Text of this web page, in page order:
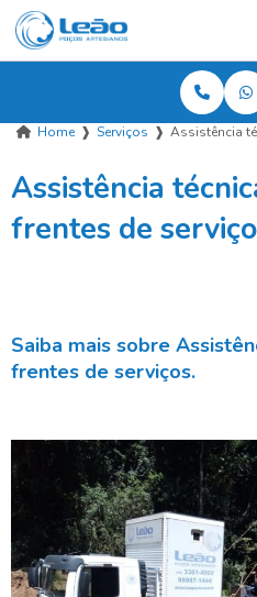
Home ❱ Serviços ❱ Assistência
Assistência
frentes de
Saiba mais sobre
frentes de serviços.